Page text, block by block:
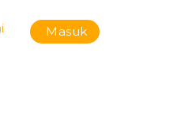
Masuk